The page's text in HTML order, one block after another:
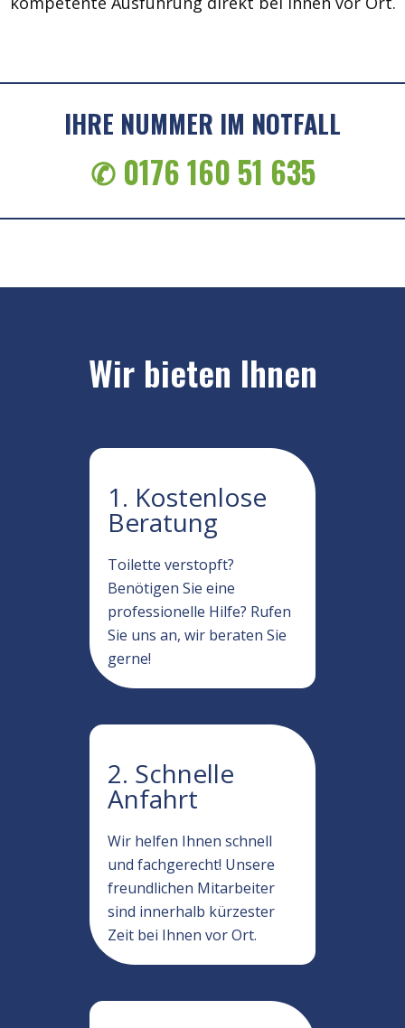
IHRE NUMMER IM NOTFALL
✆ 0176 160 51 635
Wir bieten Ihnen
1. Kostenlose
Beratung
Toilette verstopft?
Benötigen Sie eine
professionelle Hilfe? Rufen
Sie uns an, wir beraten Sie
gerne!
2. Schnelle
Anfahrt
Wir helfen Ihnen schnell
und fachgerecht! Unsere
freundlichen Mitarbeiter
sind innerhalb kürzester
Zeit bei Ihnen vor Ort.